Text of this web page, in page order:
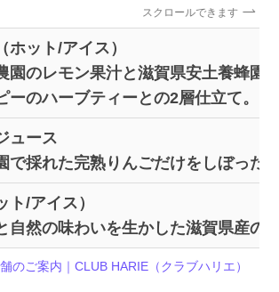
スクロールできます
ホット/アイス）
園のレモン果汁と滋賀県安土養蜂園
ーのハーブティーとの2層仕立て。
ュース
で採れた完熟りんごだけをしぼった
ト/アイス）
自然の味わいを生かした滋賀県産の
のご案内｜CLUB HARIE（クラブハリエ）